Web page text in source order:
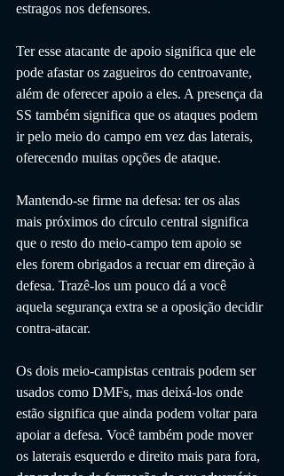
estragos nos defensores.
Ter esse atacante de apoio significa que ele
pode afastar os zagueiros do centroavante,
além de oferecer apoio a eles. A presença da
SS também significa que os ataques podem
ir pelo meio do campo em vez das laterais,
oferecendo muitas opções de ataque.
Mantendo-se firme na defesa: ter os alas
mais próximos do círculo central significa
que o resto do meio-campo tem apoio se
eles forem obrigados a recuar em direção à
defesa. Trazê-los um pouco dá a você
aquela segurança extra se a oposição decidir
contra-atacar.
Os dois meio-campistas centrais podem ser
usados ​​como DMFs, mas deixá-los onde
estão significa que ainda podem voltar para
apoiar a defesa. Você também pode mover
os laterais esquerdo e direito mais para fora,